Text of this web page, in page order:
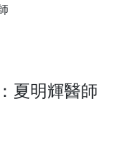
夏明輝醫師